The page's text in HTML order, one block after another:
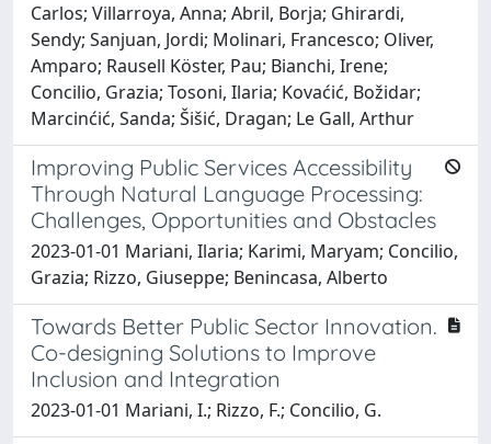
Carlos; Villarroya, Anna; Abril, Borja; Ghirardi,
Sendy; Sanjuan, Jordi; Molinari, Francesco; Oliver,
Amparo; Rausell Köster, Pau; Bianchi, Irene;
Concilio, Grazia; Tosoni, Ilaria; Kovaćić, Božidar;
Marcinćić, Sanda; Šišić, Dragan; Le Gall, Arthur
Improving Public Services Accessibility
Through Natural Language Processing:
Challenges, Opportunities and Obstacles
2023-01-01 Mariani, Ilaria; Karimi, Maryam; Concilio,
Grazia; Rizzo, Giuseppe; Benincasa, Alberto
Towards Better Public Sector Innovation.
Co-designing Solutions to Improve
Inclusion and Integration
2023-01-01 Mariani, I.; Rizzo, F.; Concilio, G.